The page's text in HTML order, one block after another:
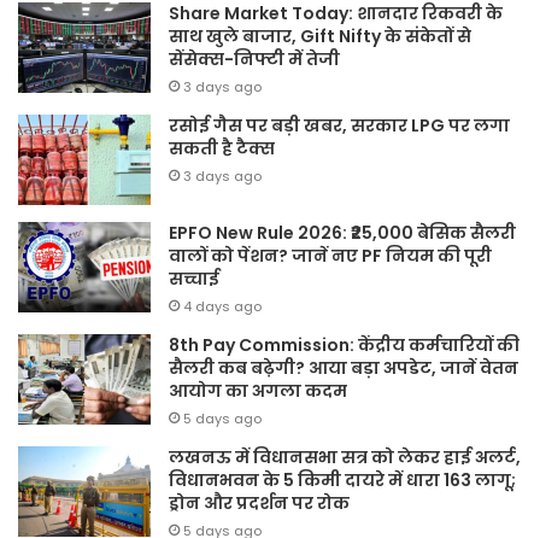
Share Market Today: शानदार रिकवरी के
साथ खुले बाजार, Gift Nifty के संकेतों से
सेंसेक्स-निफ्टी में तेजी
3 days ago
रसोई गैस पर बड़ी खबर, सरकार LPG पर लगा
सकती है टैक्स
3 days ago
EPFO New Rule 2026: ₹25,000 बेसिक सैलरी
वालों को पेंशन? जानें नए PF नियम की पूरी
सच्चाई
4 days ago
8th Pay Commission: केंद्रीय कर्मचारियों की
सैलरी कब बढ़ेगी? आया बड़ा अपडेट, जानें वेतन
आयोग का अगला कदम
5 days ago
लखनऊ में विधानसभा सत्र को लेकर हाई अलर्ट,
विधानभवन के 5 किमी दायरे में धारा 163 लागू;
ड्रोन और प्रदर्शन पर रोक
5 days ago